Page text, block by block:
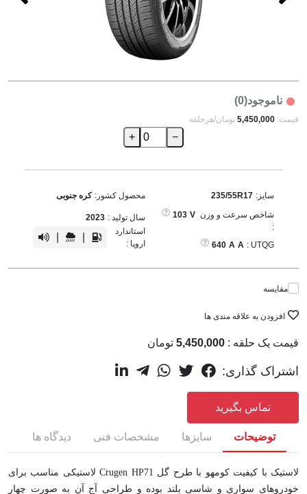
ناموجود(0)
قیمت: 5,450,000 تومان/هرحلقه
−
+
سایز: 235/55R17
شاخص سرعت و وزن
:
V
103
UTQG :
A
A
640
محصول کشور: کره جنوبی
سال تولید : 2023
استاندارد
اروپا :
مقایسه
افزودن به علاقه مندی ها
قیمت یک حلقه : 5,450,000 تومان
اشتراک گذاری:
تماس بگیرید
توضیحات سایزها مشخصات فنی دیدگاه ها
لاستیک با کیفیت کومهو با طرح گل Crugen HP71 لاستیکی مناسب برای
خودروهای سواری و شاسی بلند بوده و طراحی آج آن به صورت چهار